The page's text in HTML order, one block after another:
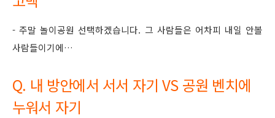
- 주말 놀이공원 선택하겠습니다. 그 사람들은 어차피 내일 안볼
사람들이기에…
Q. 내 방안에서 서서 자기 VS 공원 벤치에
누워서 자기